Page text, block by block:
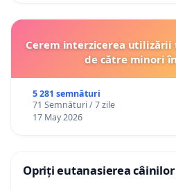
Cerem interzicerea
de către minori
5 281 semnături
71 Semnături / 7 zile
17 May 2026
Opriți eutanasierea